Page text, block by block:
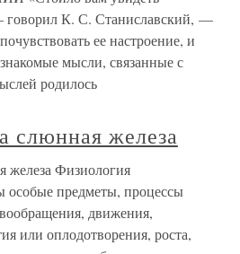
говорил К. С. Станиславский, —
ее настроение, и
мысли, связанные с
родилось
слюнная железа
железа Физиология
особые предметы, процессы
движения,
или оплодотворения, роста,